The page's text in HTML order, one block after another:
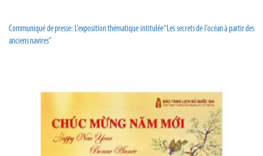
Communiqué de presse: L’exposition thématique intitulée “Les secrets de l’océan à partir des
anciens navires”